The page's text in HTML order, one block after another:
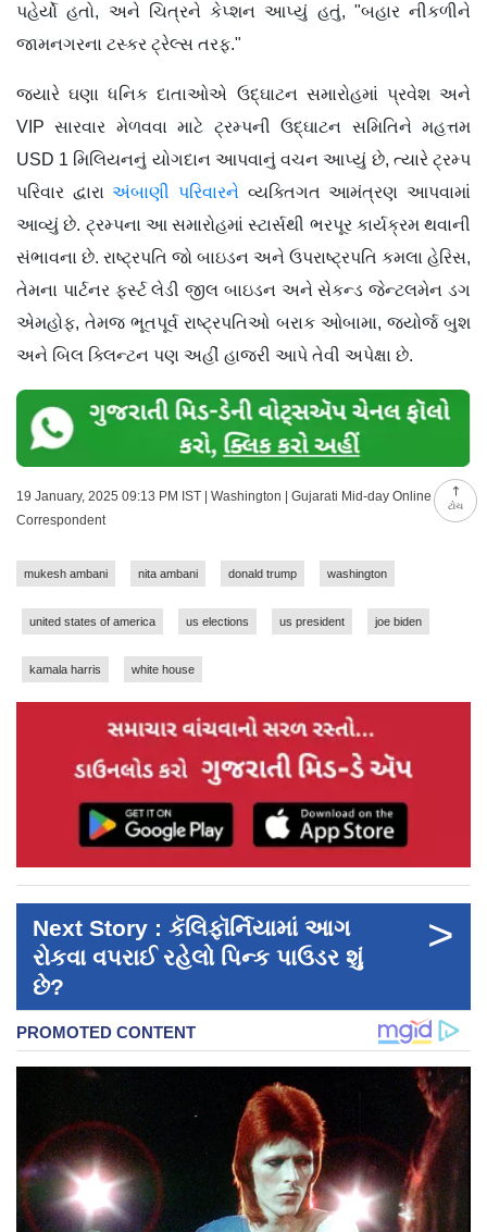
ટોચ
પહેર્યો હતો, અને ચિત્રને કેપ્શન આપ્યું હતું, "બહાર નીકળીને
જામનગરના ટસ્કર ટ્રેલ્સ તરફ."
જ્યારે ઘણા ધનિક દાતાઓએ ઉદ્ઘાટન સમારોહમાં પ્રવેશ અને
VIP સારવાર મેળવવા માટે ટ્રમ્પની ઉદ્ઘાટન સમિતિને મહત્તમ
USD 1 મિલિયનનું યોગદાન આપવાનું વચન આપ્યું છે, ત્યારે ટ્રમ્પ
પરિવાર દ્વારાઅંબાણી પરિવારને વ્યક્તિગત આમંત્રણ આપવામાં
આવ્યું છે. ટ્રમ્પના આ સમારોહમાં સ્ટાર્સથી ભરપૂર કાર્યક્રમ થવાની
સંભાવના છે. રાષ્ટ્રપતિ જો બાઇડન અને ઉપરાષ્ટ્રપતિ કમલા હેરિસ,
તેમના પાર્ટનર ફર્સ્ટ લેડી જીલ બાઇડન અને સેકન્ડ જેન્ટલમેન ડગ
એમહોફ, તેમજ ભૂતપૂર્વ રાષ્ટ્રપતિઓ બરાક ઓબામા, જ્યોર્જ બુશ
અને બિલ ક્લિન્ટન પણ અહીં હાજરી આપે તેવી અપેક્ષા છે.
19 January, 2025 09:13 PM IST | Washington | Gujarati Mid-day Online
Correspondent
mukesh ambani nita ambani donald trump washington
united states of america us elections us president joe biden
kamala harris white house
Next Story : કૅલિફૉર્નિયામાં આગ
રોકવા વપરાઈ રહેલો પિન્ક પાઉડર શું
છે?
>